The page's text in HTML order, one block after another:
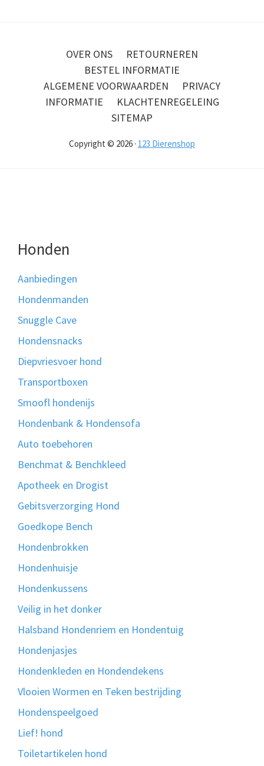
OVER ONS
RETOURNEREN
BESTEL INFORMATIE
ALGEMENE VOORWAARDEN
PRIVACY
INFORMATIE
KLACHTENREGELEING
SITEMAP
Copyright © 2026 · 123 Dierenshop
Honden
Aanbiedingen
Hondenmanden
Snuggle Cave
Hondensnacks
Diepvriesvoer hond
Transportboxen
Smoofl hondenijs
Hondenbank & Hondensofa
Auto toebehoren
Benchmat & Benchkleed
Apotheek en Drogist
Gebitsverzorging Hond
Goedkope Bench
Hondenbrokken
Hondenhuisje
Hondenkussens
Veilig in het donker
Halsband Hondenriem en Hondentuig
Hondenjasjes
Hondenkleden en Hondendekens
Vlooien Wormen en Teken bestrijding
Hondenspeelgoed
Lief! hond
Toiletartikelen hond